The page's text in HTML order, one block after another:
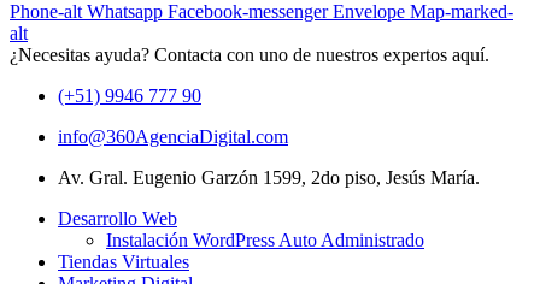
Phone-alt Whatsapp Facebook-messenger Envelope Map-marked-
alt
¿Necesitas ayuda? Contacta con uno de nuestros expertos aquí.
(+51) 9946 777 90
info@360AgenciaDigital.com
Av. Gral. Eugenio Garzón 1599, 2do piso, Jesús María.
Desarrollo Web
Instalación WordPress Auto Administrado
Tiendas Virtuales